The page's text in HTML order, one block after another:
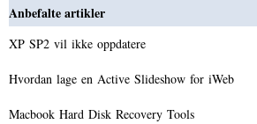
Anbefalte artikler
XP SP2 vil ikke oppdatere
Hvordan lage en Active Slideshow for iWeb
Macbook Hard Disk Recovery Tools